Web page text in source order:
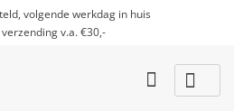
volgende werkdag in huis
v.a. €30,-